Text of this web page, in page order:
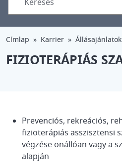
Címlap Karrier Állásajánlatok
FIZIOTERÁPIÁS
Prevenciós, rekreációs,
fizioterápiás asszisztensi
végzése önállóan vagy a
alapján